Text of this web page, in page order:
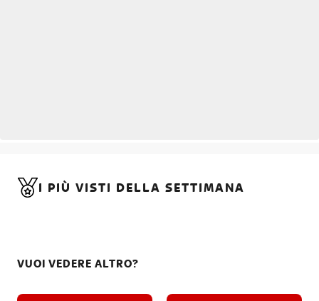
I PIÙ VISTI DELLA SETTIMANA
VUOI VEDERE ALTRO?